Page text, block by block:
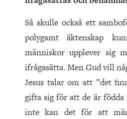
Så skulle också ett
polygamt äktenskap
människor upplever sig
ifrågasätta. Men Gud vill
Jesus talar om att ”det
gifta sig för att de är födda
inte kan det för att